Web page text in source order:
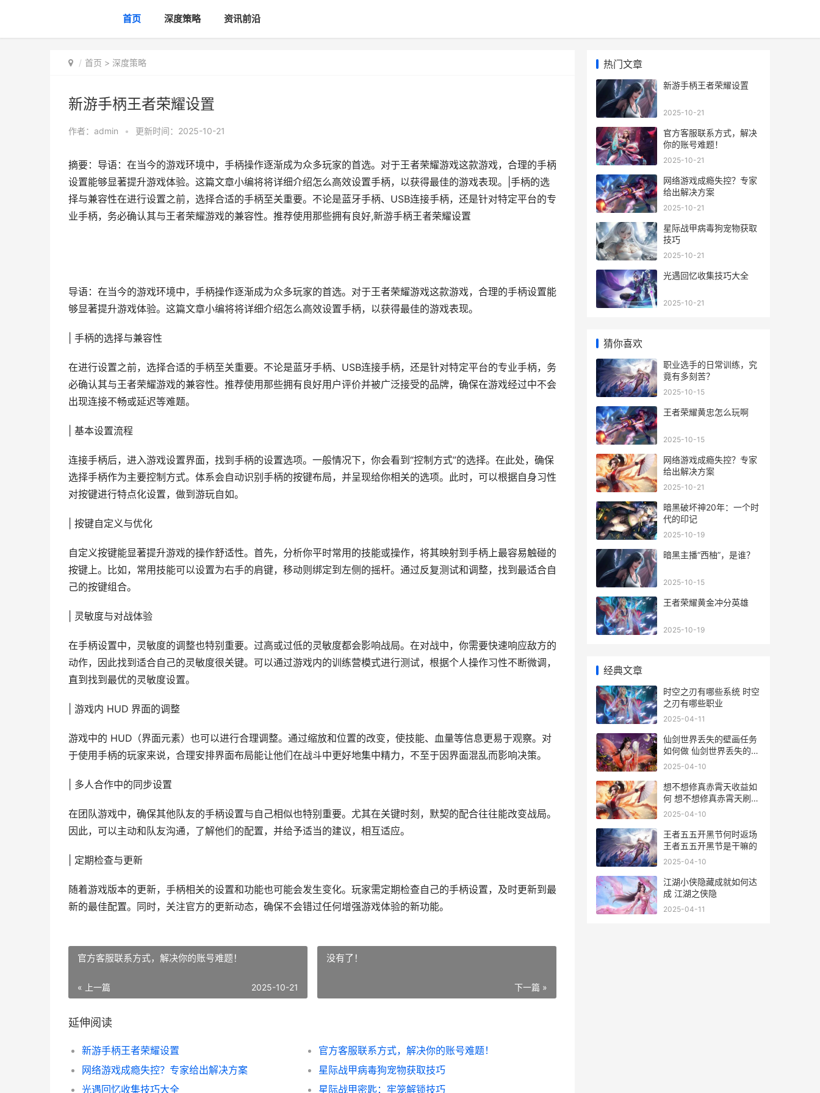
首页 深度策略 资讯前沿
首页 > 深度策略
新游手柄王者荣耀设置
作者： admin • 更新时间：2025-10-21
摘要：导语：在当今的游戏环境中，手柄操作逐渐成为众多玩家的首选。对于王者荣耀游戏这款游戏，合理的手柄
设置能够显著提升游戏体验。这篇文章小编将将详细介绍怎么高效设置手柄，以获得最佳的游戏表现。|手柄的选
择与兼容性在进行设置之前，选择合适的手柄至关重要。不论是蓝牙手柄、USB连接手柄，还是针对特定平台的专
业手柄，务必确认其与王者荣耀游戏的兼容性。推荐使用那些拥有良好,新游手柄王者荣耀设置
导语：在当今的游戏环境中，手柄操作逐渐成为众多玩家的首选。对于王者荣耀游戏这款游戏，合理的手柄设置能
够显著提升游戏体验。这篇文章小编将将详细介绍怎么高效设置手柄，以获得最佳的游戏表现。
| 手柄的选择与兼容性
在进行设置之前，选择合适的手柄至关重要。不论是蓝牙手柄、USB连接手柄，还是针对特定平台的专业手柄，务
必确认其与王者荣耀游戏的兼容性。推荐使用那些拥有良好用户评价并被广泛接受的品牌，确保在游戏经过中不会
出现连接不畅或延迟等难题。
| 基本设置流程
连接手柄后，进入游戏设置界面，找到手柄的设置选项。一般情况下，你会看到“控制方式”的选择。在此处，确保
选择手柄作为主要控制方式。体系会自动识别手柄的按键布局，并呈现给你相关的选项。此时，可以根据自身习性
对按键进行特点化设置，做到游玩自如。
| 按键自定义与优化
自定义按键能显著提升游戏的操作舒适性。首先，分析你平时常用的技能或操作，将其映射到手柄上最容易触碰的
按键上。比如，常用技能可以设置为右手的肩键，移动则绑定到左侧的摇杆。通过反复测试和调整，找到最适合自
己的按键组合。
| 灵敏度与对战体验
在手柄设置中，灵敏度的调整也特别重要。过高或过低的灵敏度都会影响战局。在对战中，你需要快速响应敌方的
动作，因此找到适合自己的灵敏度很关键。可以通过游戏内的训练营模式进行测试，根据个人操作习性不断微调，
直到找到最优的灵敏度设置。
| 游戏内 HUD 界面的调整
游戏中的 HUD（界面元素）也可以进行合理调整。通过缩放和位置的改变，使技能、血量等信息更易于观察。对
于使用手柄的玩家来说，合理安排界面布局能让他们在战斗中更好地集中精力，不至于因界面混乱而影响决策。
| 多人合作中的同步设置
在团队游戏中，确保其他队友的手柄设置与自己相似也特别重要。尤其在关键时刻，默契的配合往往能改变战局。
因此，可以主动和队友沟通，了解他们的配置，并给予适当的建议，相互适应。
| 定期检查与更新
随着游戏版本的更新，手柄相关的设置和功能也可能会发生变化。玩家需定期检查自己的手柄设置，及时更新到最
新的最佳配置。同时，关注官方的更新动态，确保不会错过任何增强游戏体验的新功能。
官方客服联系方式，解决你的账号难题！
« 上一篇 2025-10-21
没有了！
下一篇 »
延伸阅读
新游手柄王者荣耀设置
官方客服联系方式，解决你的账号难题！
网络游戏成瘾失控？专家给出解决方案
星际战甲病毒狗宠物获取技巧
光遇回忆收集技巧大全
星际战甲密匙：牢笼解锁技巧
热门文章
新游手柄王者荣耀设置
2025-10-21
官方客服联系方式，解决
你的账号难题！
2025-10-21
网络游戏成瘾失控？专家
给出解决方案
2025-10-21
星际战甲病毒狗宠物获取
技巧
2025-10-21
光遇回忆收集技巧大全
2025-10-21
猜你喜欢
职业选手的日常训练，究
竟有多刻苦？
2025-10-15
王者荣耀黄忠怎么玩啊
2025-10-15
网络游戏成瘾失控？专家
给出解决方案
2025-10-21
暗黑破坏神20年：一个时
代的印记
2025-10-19
暗黑主播“西柚”，是谁？
2025-10-15
王者荣耀黄金冲分英雄
2025-10-19
经典文章
时空之刃有哪些系统 时空
之刃有哪些职业
2025-04-11
仙剑世界丢失的壁画任务
如何做 仙剑世界丢失的壁
画在哪
2025-04-10
想不想修真赤霄天收益如
何 想不想修真赤霄天刷哪
个图
2025-04-10
王者五五开黑节何时返场
王者五五开黑节是干嘛的
2025-04-10
江湖小侠隐藏成就如何达
成 江湖之侠隐
2025-04-11